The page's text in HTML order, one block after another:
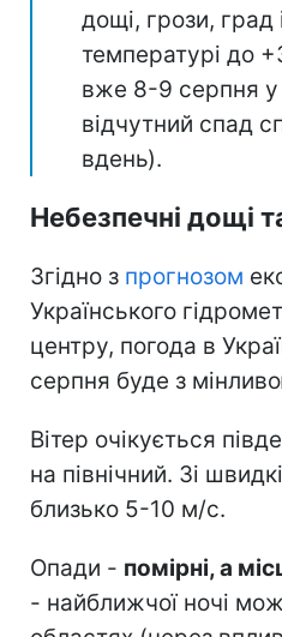
дощі, грози, град
температурі до
вже 8-9 серпня у
відчутний спад
вдень).
Небезпечні дощі
Згідно з прогнозом
Українського
центру, погода в
серпня буде з
Вітер очікується
на північний. Зі
близько 5-10 м/с.
Опади - помірні, а
- найближчої ночі